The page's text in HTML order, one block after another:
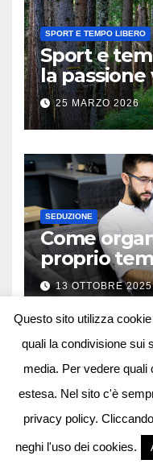
SPORT E TEMPO LIBERO
Sport e
la
25 MARZO 2026
SEDUZIONE
Come
proprio
lavora in
13 OTTOBRE
Powered by
Questo sito utilizza
quali la condivisione sui
media. Per vedere
estesa. Nel sito c'è
privacy policy.
neghi l'uso dei cookies.